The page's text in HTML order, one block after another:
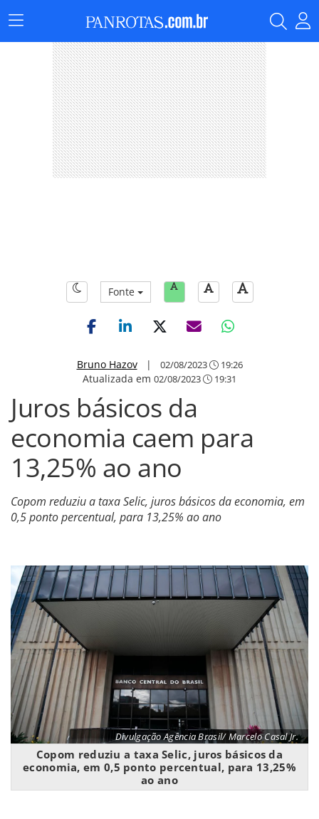
Menu
Principal
Fonte
Bruno Hazov| 02/08/2023 19:26
Atualizada em 02/08/2023 19:31
Juros básicos da
economia caem para
13,25% ao ano
Copom reduziu a taxa Selic, juros básicos da economia, em
0,5 ponto percentual, para 13,25% ao ano
Divulgação Agência Brasil/ Marcelo Casal Jr.
Copom reduziu a taxa Selic, juros básicos da
economia, em 0,5 ponto percentual, para 13,25%
ao ano